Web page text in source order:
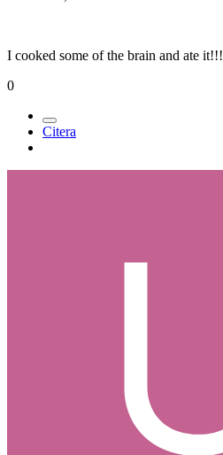
I cooked some of the brain and ate it!!!
0
Citera